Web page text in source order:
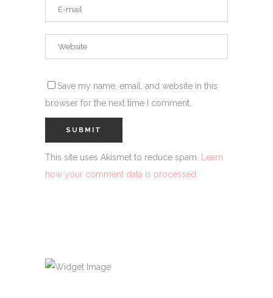
Save my name, email, and website in this
browser for the next time I comment.
This site uses Akismet to reduce spam. Learn
how your comment data is processed.